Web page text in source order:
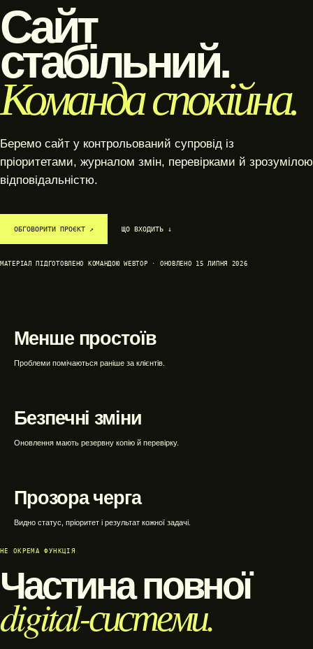
Сайт
стабільний.
Команда спокійна.
Беремо сайт у контрольований супровід із
пріоритетами, журналом змін, перевірками й зрозумілою
відповідальністю.
ОБГОВОРИТИ ПРОЄКТ ↗ ЩО ВХОДИТЬ ↓
МАТЕРІАЛ ПІДГОТОВЛЕНО КОМАНДОЮ WEBTOP · ОНОВЛЕНО 15 ЛИПНЯ 2026
Менше простоїв
Проблеми помічаються раніше за клієнтів.
Безпечні зміни
Оновлення мають резервну копію й перевірку.
Прозора черга
Видно статус, пріоритет і результат кожної задачі.
НЕ ОКРЕМА ФУНКЦІЯ
Частина повної
digital-системи.